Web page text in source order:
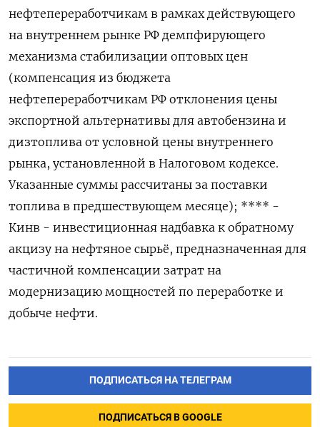
нефтепереработчикам в рамках действующего
на внутреннем рынке РФ демпфирующего
механизма стабилизации оптовых цен
(компенсация из бюджета
нефтепереработчикам РФ отклонения цены
экспортной альтернативы для автобензина и
дизтоплива от условной цены внутреннего
рынка, установленной в Налоговом кодексе.
Указанные суммы рассчитаны за поставки
топлива в предшествующем месяце); **** -
Кинв - инвестиционная надбавка к обратному
акцизу на нефтяное сырьё, предназначенная для
частичной компенсации затрат на
модернизацию мощностей по переработке и
добыче нефти.
ПОДПИСАТЬСЯ НА ТЕЛЕГРАМ
ПОДПИСАТЬСЯ В GOOGLE